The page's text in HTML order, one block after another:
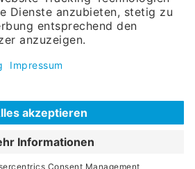
(keine Wiederverkäufer sowie Einzel- &